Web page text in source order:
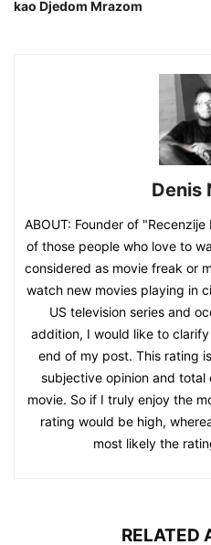
kao Djedom Mrazom
Denis
ABOUT: Founder of
of those people who love to
considered as movie freak or
watch new movies playing in
US television series and
addition, I would like to
end of my post. This rating
subjective opinion and
movie. So if I truly enjoy the
rating would be high,
most likely the
RELATED